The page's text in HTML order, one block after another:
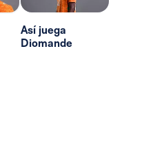
Así juega
Diomande